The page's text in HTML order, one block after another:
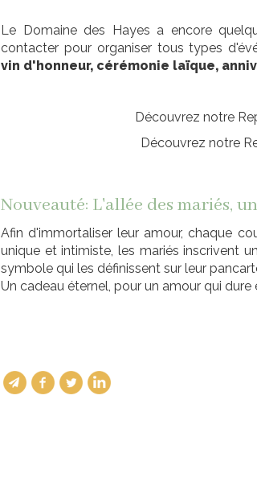
Le Domaine des Hayes a encore
contacter pour organiser tous types
vin d'honneur, cérémonie laïque,
Découvrez notre
Découvrez notre
Nouveauté: L'allée des mariés,
Afin d'immortaliser leur amour, chaque
unique et intimiste, les mariés inscrivent
symbole qui les définissent sur leur
Un cadeau éternel, pour un amour qui